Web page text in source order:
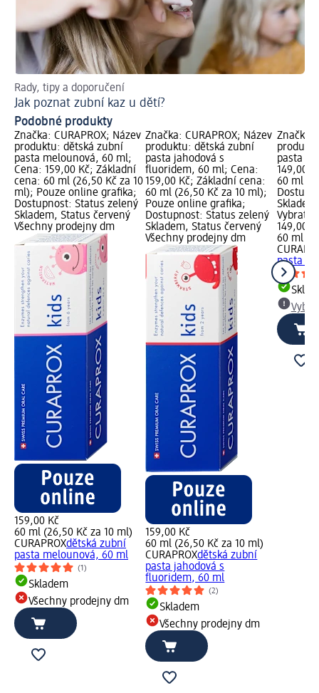
Rady, tipy a doporučení
Jak poznat zubní kaz u dětí?
Podobné produkty
Značka: CURAPROX; Název
produktu: dětská zubní
pasta melounová, 60 ml;
Cena: 159,00 Kč; Základní
cena: 60 ml (26,50 Kč za 10
ml); Pouze online grafika;
Dostupnost: Status zelený
Skladem, Status červený
Všechny prodejny dm
159,00 Kč
60 ml (26,50 Kč za 10 ml)
CURAPROXdětská zubní
pasta melounová, 60 ml
(1)
Skladem
Všechny prodejny dm
Značka: CURAPROX; Název
produktu: dětská zubní
pasta jahodová s
fluoridem, 60 ml; Cena:
159,00 Kč; Základní cena:
60 ml (26,50 Kč za 10 ml);
Pouze online grafika;
Dostupnost: Status zelený
Skladem, Status červený
Všechny prodejny dm
159,00 Kč
60 ml (26,50 Kč za 10 ml)
CURAPROXdětská zubní
pasta jahodová s
fluoridem, 60 ml
(2)
Skladem
Všechny prodejny dm
Značka:
pasta
149,00
60 ml
Vybrat
149,00
60 ml
pasta